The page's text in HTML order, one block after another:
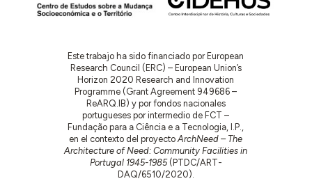
Este trabajo ha sido financiado por European
Research Council (ERC) – European Union’s
Horizon 2020 Research and Innovation
Programme (Grant Agreement 949686 –
ReARQ.IB) y por fondos nacionales
portugueses por intermedio de FCT –
Fundação para a Ciência e a Tecnologia, I.P.,
en el contexto del proyectoArchNeed – The
Architecture of Need: Community Facilities in
Portugal 1945-1985(PTDC/ART-
DAQ/6510/2020).